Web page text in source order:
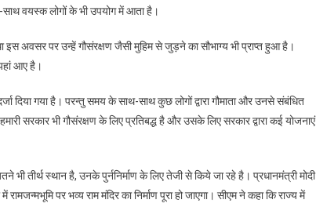
साथ वयस्क लोगों के भी उपयोग में आता है।
अवसर पर उन्हें गौसंरक्षण जैसी मुहिम से जुड़ने का सौभाग्य भी प्राप्त हुआ है।
आए है।
दिया गया है। परन्तु समय के साथ-साथ कुछ लोगों द्वारा गौमाता और उनसे संबंधित
सरकार भी गौसंरक्षण के लिए प्रतिबद्ध है और उसके लिए सरकार द्वारा कई योजनाएं
भी तीर्थ स्थान है, उनके पुर्ननिर्माण के लिए तेजी से किये जा रहे है। प्रधानमंत्री मोदी
पर भव्य राम मंदिर का निर्माण पूरा हो जाएगा। सीएम ने कहा कि राज्य में